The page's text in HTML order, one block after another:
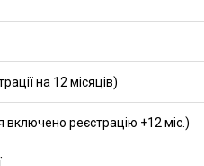
на 12 місяців)
включено реєстрацію +12 міс.)